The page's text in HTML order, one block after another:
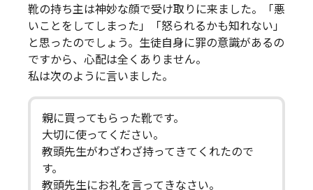
靴の持ち主は神妙な顔で受け取りに来ました。「悪
いことをしてしまった」「怒られるかも知れない」
と思ったのでしょう。生徒自身に罪の意識があるの
ですから、心配は全くありません。
私は次のように言いました。
親に買ってもらった靴です。
大切に使ってください。
教頭先生がわざわざ持ってきてくれたので
す。
教頭先生にお礼を言ってきなさい。